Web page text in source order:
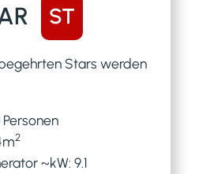
ST
Stars werden
Personen
m2
~kW: 9.1